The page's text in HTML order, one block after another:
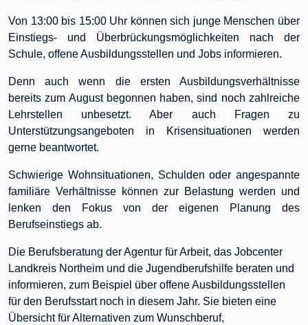
Von 13:00 bis 15:00 Uhr können sich junge Menschen über
Einstiegs- und Überbrückungsmöglichkeiten nach der
Schule, offene Ausbildungsstellen und Jobs informieren.
Denn auch wenn die ersten Ausbildungsverhältnisse
bereits zum August begonnen haben, sind noch zahlreiche
Lehrstellen unbesetzt. Aber auch Fragen zu
Unterstützungsangeboten in Krisensituationen werden
gerne beantwortet.
Schwierige Wohnsituationen, Schulden oder angespannte
familiäre Verhältnisse können zur Belastung werden und
lenken den Fokus von der eigenen Planung des
Berufseinstiegs ab.
Die Berufsberatung der Agentur für Arbeit, das Jobcenter
Landkreis Northeim und die Jugendberufshilfe beraten und
informieren, zum Beispiel über offene Ausbildungsstellen
für den Berufsstart noch in diesem Jahr. Sie bieten eine
Übersicht für Alternativen zum Wunschberuf,